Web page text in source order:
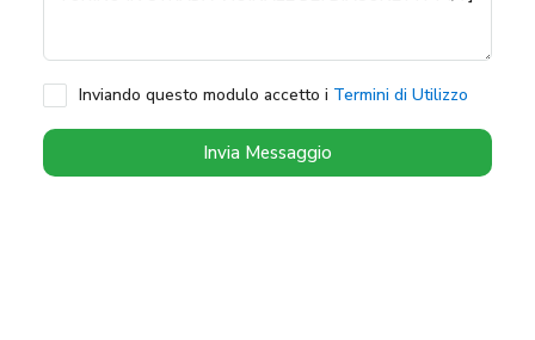
Inviando questo modulo accetto i Termini di Utilizzo
Invia Messaggio